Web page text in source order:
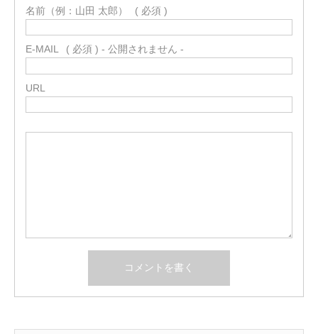
名前（例：山田 太郎） ( 必須 )
E-MAIL ( 必須 ) - 公開されません -
URL